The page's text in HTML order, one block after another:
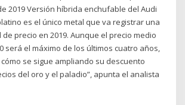
2019 Versión híbrida enchufable del Audi
es el único metal que va registrar una
precio en 2019. Aunque el precio medio
será el máximo de los últimos cuatro años,
se sigue ampliando su descuento
del oro y el paladio”, apunta el analista